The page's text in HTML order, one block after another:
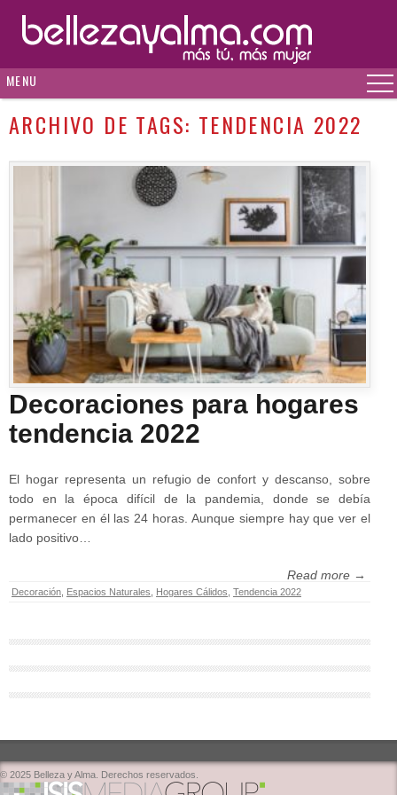
MENU
ARCHIVO DE TAGS: TENDENCIA 2022
Decoraciones para hogares
tendencia 2022
El hogar representa un refugio de confort y descanso, sobre
todo en la época difícil de la pandemia, donde se debía
permanecer en él las 24 horas. Aunque siempre hay que ver el
lado positivo…
Read more →
Decoración, Espacios Naturales, Hogares Cálidos, Tendencia 2022
© 2025 Belleza y Alma. Derechos reservados.